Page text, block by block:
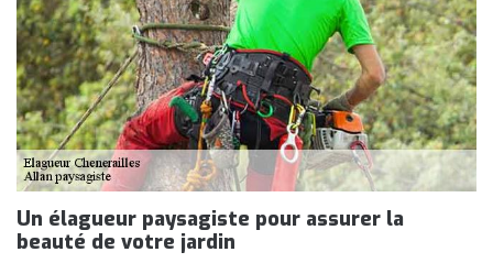
Un élagueur paysagiste pour assurer la
beauté de votre jardin